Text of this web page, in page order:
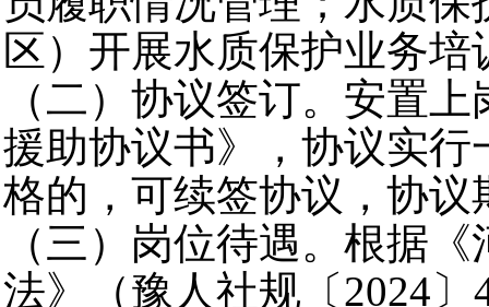
区）开展水质保护业务
（二）协议签订。安置
援助协议书》，协议实
格的，可续签协议，协
（三）岗位待遇。根据
法》（豫人社规〔2024